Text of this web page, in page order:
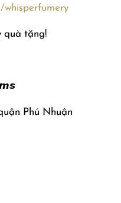
whisperfumery
quà tặng!
Phú Nhuận